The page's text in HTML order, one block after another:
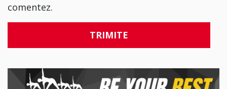
comentez.